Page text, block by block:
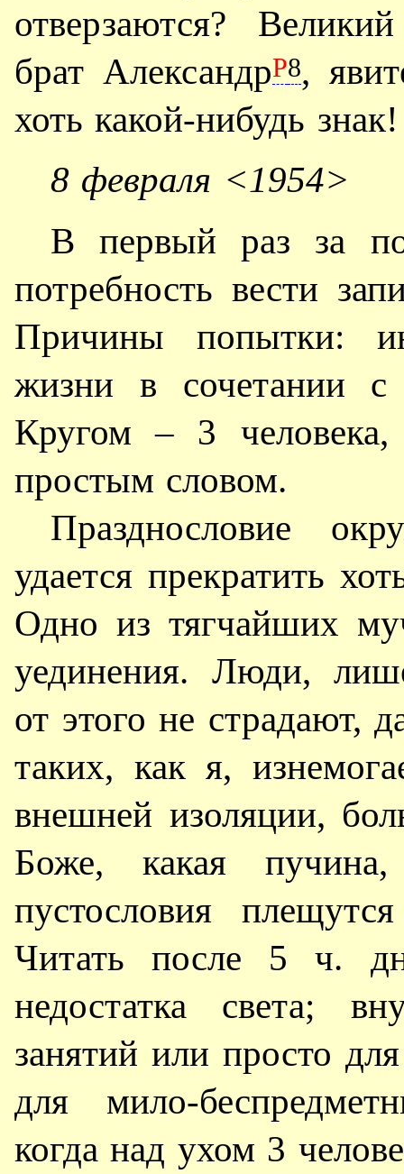
отверзаются?
брат АлександрР8,
хоть какой-нибудь знак!
8 февраля <1954>
В первый раз за
потребность вести
Причины попытки:
жизни в сочетании с
Кругом – 3
простым словом.
Празднословие
удается прекратить
Одно из тягчайших
уединения. Люди,
от этого не страдают,
таких, как я,
внешней изоляции,
Боже, какая
пустословия
Читать после 5 ч.
недостатка света;
занятий или просто
для мило-
когда над ухом 3